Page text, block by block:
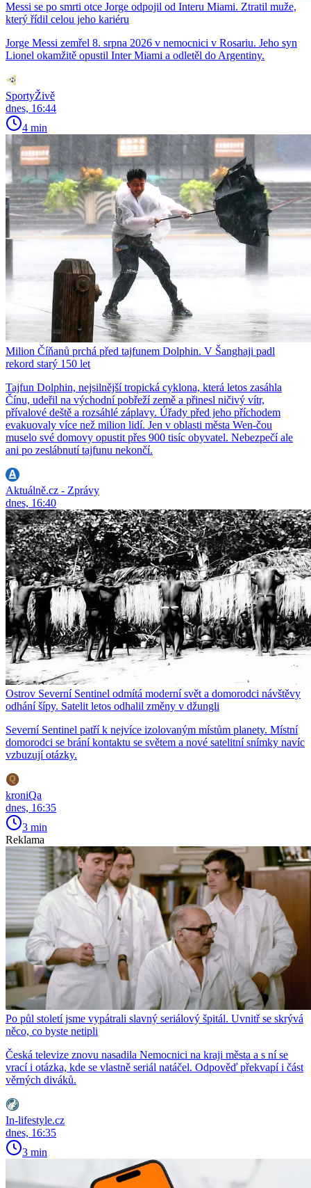
Messi se po smrti otce Jorge odpojil od Interu Miami. Ztratil muže,
který řídil celou jeho kariéru
Jorge Messi zemřel 8. srpna 2026 v nemocnici v Rosariu. Jeho syn
Lionel okamžitě opustil Inter Miami a odletěl do Argentiny.
SportyŽivě
dnes, 16:44
4 min
Milion Číňanů prchá před tajfunem Dolphin. V Šanghaji padl
rekord starý 150 let
Tajfun Dolphin, nejsilnější tropická cyklona, která letos zasáhla
Čínu, udeřil na východní pobřeží země a přinesl ničivý vítr,
přívalové deště a rozsáhlé záplavy. Úřady před jeho příchodem
evakuovaly více než milion lidí. Jen v oblasti města Wen-čou
muselo své domovy opustit přes 900 tisíc obyvatel. Nebezpečí ale
ani po zeslábnutí tajfunu nekončí.
Aktuálně.cz - Zprávy
dnes, 16:40
Ostrov Severní Sentinel odmítá moderní svět a domorodci návštěvy
odhání šípy. Satelit letos odhalil změny v džungli
Severní Sentinel patří k nejvíce izolovaným místům planety. Místní
domorodci se brání kontaktu se světem a nové satelitní snímky navíc
vzbuzují otázky.
kroniQa
dnes, 16:35
3 min
Reklama
Po půl století jsme vypátrali slavný seriálový špitál. Uvnitř se skrývá
něco, co byste netipli
Česká televize znovu nasadila Nemocnici na kraji města a s ní se
vrací i otázka, kde se vlastně seriál natáčel. Odpověď překvapí i část
věrných diváků.
In-lifestyle.cz
dnes, 16:35
3 min